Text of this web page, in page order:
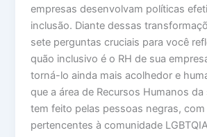
empresas desenvolvam políticas
inclusão. Diante dessas
sete perguntas cruciais para você
quão inclusivo é o RH de sua
torná-lo ainda mais acolhedor e
que a área de Recursos Humanos da
tem feito pelas pessoas negras, com
pertencentes à comunidade